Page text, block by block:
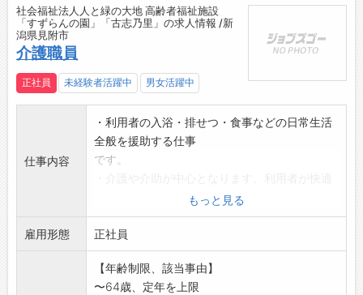
社会福祉法人人と緑の大地 高齢者福祉施設
「すずらんの園」「古志乃里」の求人情報 /新
潟県見附市
介護職員
正社員 未経験者活躍中 男女活躍中
仕事内容
・利用者の入浴・排せつ・食事などの日常生活
全般を援助する仕事
です。
な生活を送ることが
できるような援助などを行います。
変更範囲:変更なし
もっと見る
雇用形態 正社員
【年齢制限、該当事由】
〜64歳、定年を上限